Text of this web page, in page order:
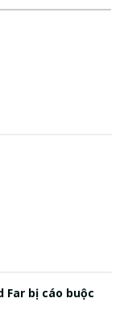
Far bị cáo buộc